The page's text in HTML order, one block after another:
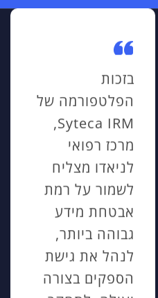
בזכות
הפלטפורמה של
Syteca IRM,
מרכז רפואי
לניאדו מצליח
לשמור על רמת
אבטחת מידע
גבוהה ביותר,
לנהל את גישת
הספקים בצורה